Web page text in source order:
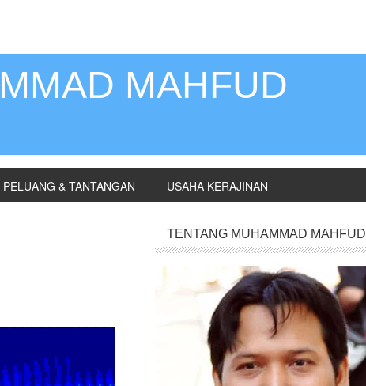
MAHFUD
& TANTANGAN USAHA KERAJINAN
TENTANG MUHAMMAD MAHFUD